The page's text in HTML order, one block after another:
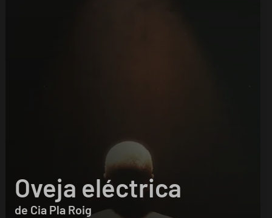
Oveja eléctrica
de Cia Pla Roig